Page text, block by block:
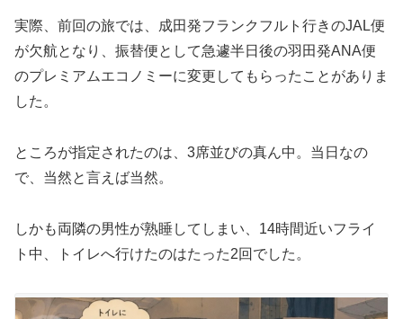
実際、前回の旅では、成田発フランクフルト行きのJAL便
が欠航となり、振替便として急遽半日後の羽田発ANA便
のプレミアムエコノミーに変更してもらったことがありま
した。
ところが指定されたのは、3席並びの真ん中。当日なの
で、当然と言えば当然。
しかも両隣の男性が熟睡してしまい、14時間近いフライ
ト中、トイレへ行けたのはたった2回でした。